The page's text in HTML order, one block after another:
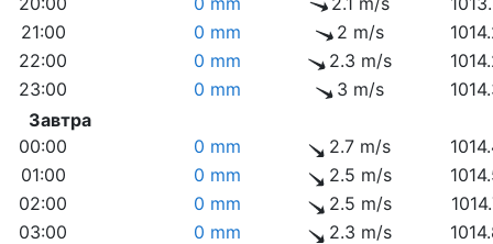
21:00
0 mm 2 m/s
22:00
0 mm 2.3 m/s
23:00
0 mm 3 m/s
Завтра
00:00
0 mm 2.7 m/s
01:00
0 mm 2.5 m/s
02:00
0 mm 2.5 m/s
03:00
0 mm 2.3 m/s